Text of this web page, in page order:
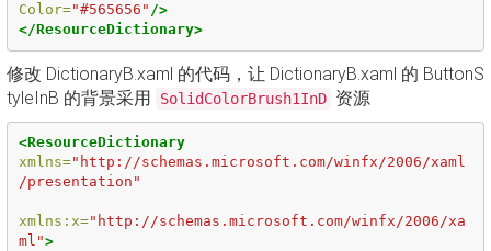
Color="#565656" />
</ResourceDictionary>
修改 DictionaryB.xaml 的代码，让 DictionaryB.xaml 的 ButtonS
tyleInB 的背景采用
SolidColorBrush1InD 资源
<ResourceDictionary
xmlns="http://schemas.microsoft.com/winfx/2006/xaml
/presentation"
xmlns:x="http://schemas.microsoft.com/winfx/2006/xa
ml">